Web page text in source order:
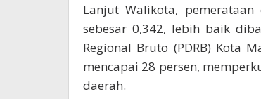
Lanjut Walikota,
sebesar 0,342, lebih baik
Regional Bruto (PDRB) Kota
mencapai 28 persen,
daerah.